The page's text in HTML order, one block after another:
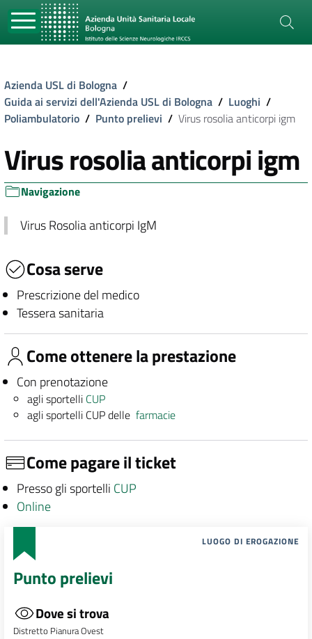
Azienda USL di Bologna /
Guida ai servizi dell'Azienda USL di Bologna / Luoghi /
Poliambulatorio / Punto prelievi / Virus rosolia anticorpi igm
Virus rosolia anticorpi igm
Navigazione
Virus Rosolia anticorpi IgM
Cosa serve
Prescrizione del medico
Tessera sanitaria
Come ottenere la prestazione
Con prenotazione
agli sportelli CUP
agli sportelli CUP dellefarmacie
Come pagare il ticket
Presso gli sportelli CUP
Online
LUOGO DI EROGAZIONE
Punto prelievi
Dove si trova
Distretto Pianura Ovest